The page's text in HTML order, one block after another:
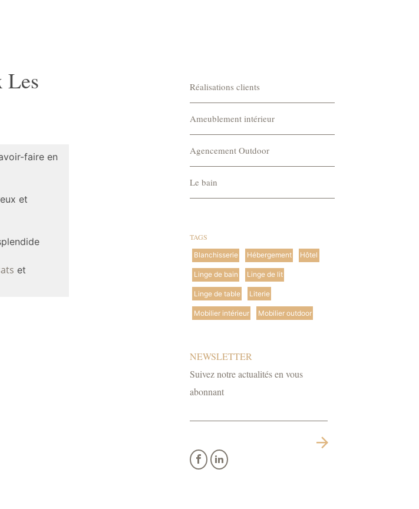
Les
faire en
et
et
Réalisations clients
Ameublement intérieur
Agencement Outdoor
Le bain
TAGS
Blanchisserie Hébergement Hôtel
Linge de bain Linge de lit
Linge de table Literie
Mobilier intérieur Mobilier outdoor
NEWSLETTER
Suivez notre actualités en vous
abonnant